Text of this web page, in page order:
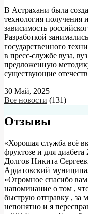
В Астрахани была
технология получения
зависимость
Разработкой
государственного
в пресс-службе вуза,
предложенную
существующие
30 Май, 2025
Все новости (131)
Отзывы
«Хорошая служба всё
фруктозе и для диабета
Долгов Никита
Ардатовский
«Огромное спасибо
напоминание о том ,
быструю отправку , за
непонятно и я